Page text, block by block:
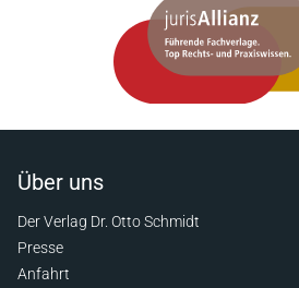
Über uns
Der Verlag Dr. Otto Schmidt
Presse
Anfahrt